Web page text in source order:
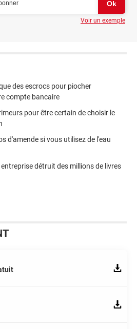
Voir un exemple
des escrocs pour piocher
compte bancaire
pour être certain de choisir le
d'amende si vous utilisez de l'eau
détruit des millions de livres